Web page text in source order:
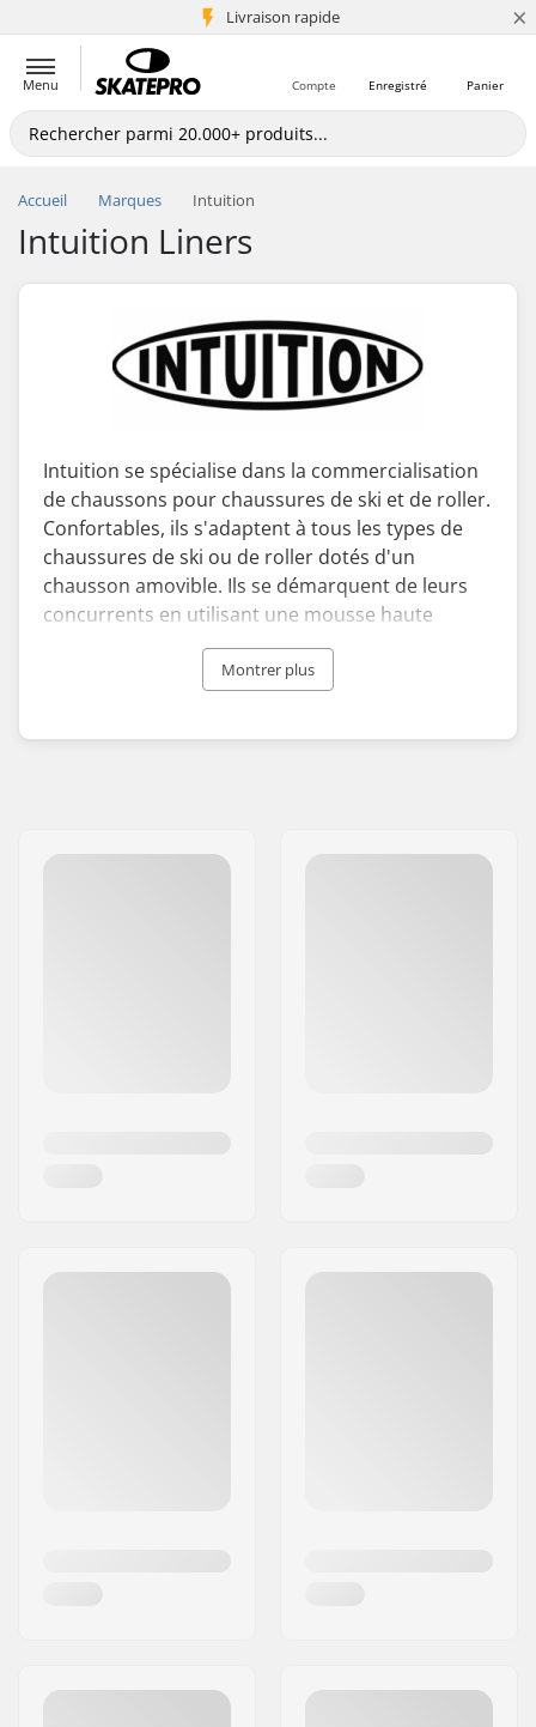
Livraison rapide
+5 mio de clients ×
Menu Panier
Enregistré
Compte
Accueil Marques Intuition
Intuition Liners
Intuition se spécialise dans la commercialisation
de chaussons pour chaussures de ski et de roller.
Confortables, ils s'adaptent à tous les types de
chaussures de ski ou de roller dotés d'un
chausson amovible. Ils se démarquent de leurs
concurrents en utilisant une mousse haute
densité et personnalisable, pour s'adapter à
votre coque et pointure, afin de proposer un
marque s'est rapidement développée pour
Montrer plus